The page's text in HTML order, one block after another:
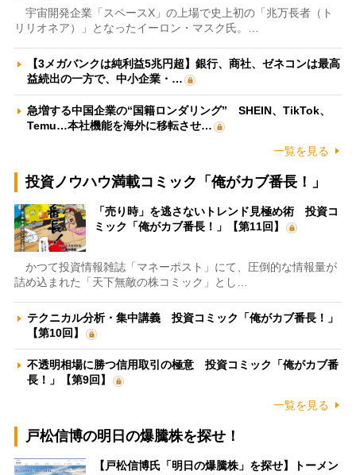
宇宙開発企業「スペースX」の上場で史上初の「兆万長者（ト
リリオネア）」となったイーロン・マスク氏。…
【3メガバンクは純利益5兆円超】銀行、商社、ゼネコンは最高
益続出の一方で、中小企業・…
急増する中国企業の“国籍ロンダリング” SHEIN、TikTok、
Temu…本社機能を海外に移転させ…
一覧を見る
投資ノウハウ満載コミック「俺がカブ番長！」
「売り時」を逃さないトレンド見極め術 投資コ
ミック「俺がカブ番長！」【第11回】
かつて投資情報雑誌「マネーポスト」にて、圧倒的な情報量が
詰め込まれた「天下無敵の株コミック」とし…
テクニカル分析・集中講義 投資コミック「俺がカブ番長！」
【第10回】
不透明相場に勝つ信用取引の極意 投資コミック「俺がカブ番
長！」【第9回】
一覧を見る
戸松信博の明日の爆騰株を探せ！
【戸松信博氏「明日の爆騰株」を探せ】トーメン